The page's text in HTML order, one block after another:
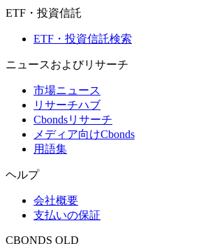
ETF・投資信託
ETF・投資信託検索
ニュースおよびリサーチ
市場ニュース
リサーチハブ
Cbondsリサーチ
メディア向けCbonds
用語集
ヘルプ
会社概要
支払いの保証
CBONDS OLD